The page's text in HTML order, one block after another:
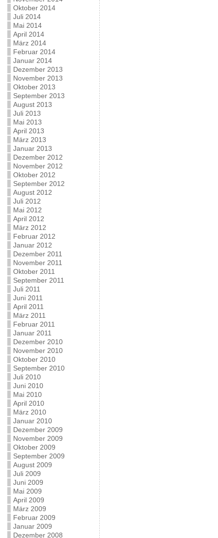
Oktober 2014
Juli 2014
Mai 2014
April 2014
März 2014
Februar 2014
Januar 2014
Dezember 2013
November 2013
Oktober 2013
September 2013
August 2013
Juli 2013
Mai 2013
April 2013
März 2013
Januar 2013
Dezember 2012
November 2012
Oktober 2012
September 2012
August 2012
Juli 2012
Mai 2012
April 2012
März 2012
Februar 2012
Januar 2012
Dezember 2011
November 2011
Oktober 2011
September 2011
Juli 2011
Juni 2011
April 2011
März 2011
Februar 2011
Januar 2011
Dezember 2010
November 2010
Oktober 2010
September 2010
Juli 2010
Juni 2010
Mai 2010
April 2010
März 2010
Januar 2010
Dezember 2009
November 2009
Oktober 2009
September 2009
August 2009
Juli 2009
Juni 2009
Mai 2009
April 2009
März 2009
Februar 2009
Januar 2009
Dezember 2008